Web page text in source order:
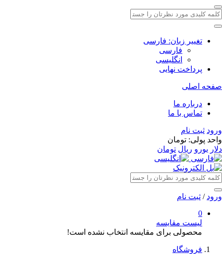
تغییر زبان: فارسی
فارسی
انگلیسی
پرداخت نهایی
صفحه اصلی
درباره ما
تماس با ما
ورود ثبت نام
واحد پولی: تومان
دلار یورو ریال تومان
ورود / ثبت نام
0
لیست مقایسه
محصولی برای مقایسه انتخاب نشده است!
فروشگاه